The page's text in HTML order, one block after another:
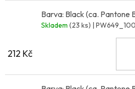
Barva: Black (ca. Pantone
Skladem (23 ks) |
212 Kč